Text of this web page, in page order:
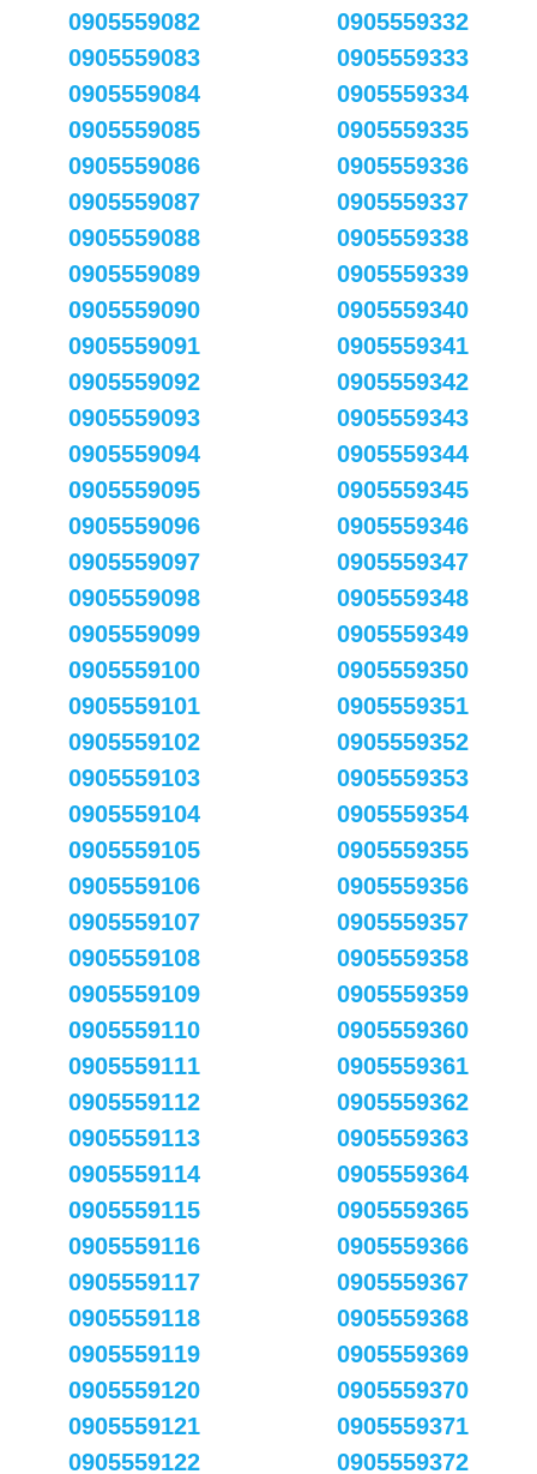
0905559082
0905559083
0905559084
0905559085
0905559086
0905559087
0905559088
0905559089
0905559090
0905559091
0905559092
0905559093
0905559094
0905559095
0905559096
0905559097
0905559098
0905559099
0905559100
0905559101
0905559102
0905559103
0905559104
0905559105
0905559106
0905559107
0905559108
0905559109
0905559110
0905559111
0905559112
0905559113
0905559114
0905559115
0905559116
0905559117
0905559118
0905559119
0905559120
0905559121
0905559122
0905559332
0905559333
0905559334
0905559335
0905559336
0905559337
0905559338
0905559339
0905559340
0905559341
0905559342
0905559343
0905559344
0905559345
0905559346
0905559347
0905559348
0905559349
0905559350
0905559351
0905559352
0905559353
0905559354
0905559355
0905559356
0905559357
0905559358
0905559359
0905559360
0905559361
0905559362
0905559363
0905559364
0905559365
0905559366
0905559367
0905559368
0905559369
0905559370
0905559371
0905559372